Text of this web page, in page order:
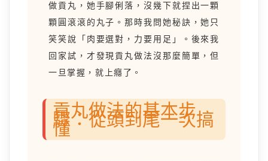
做貢丸，她手腳俐落，沒幾下就捏出一顆
顆圓滾滾的丸子。那時我問她秘訣，她只
笑笑說「肉要選對，力要用足」。後來我
回家試，才發現貢丸做法沒那麼簡單，但
一旦掌握，就上癮了。
貢丸做法的基本步
驟：從頭到尾一次搞
懂